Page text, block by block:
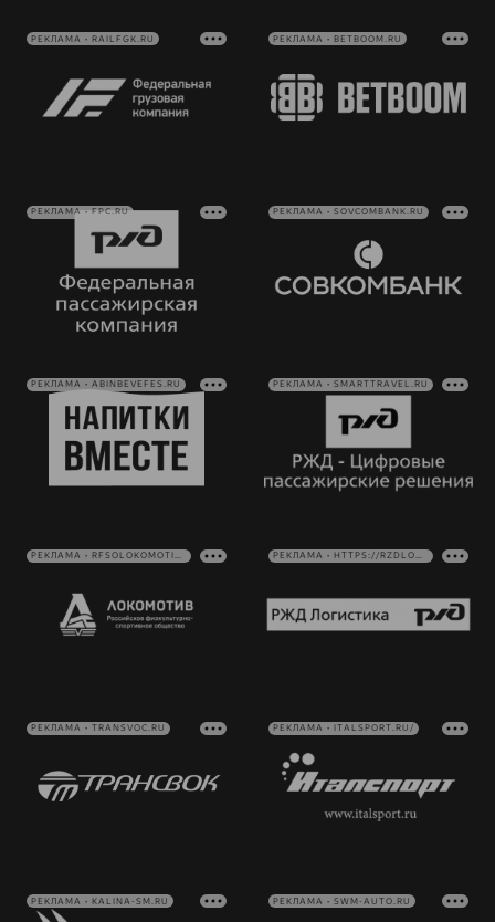
РЕКЛАМА • RAILFGK.RU РЕКЛАМА • BETBOOM.RU
РЕКЛАМА • FPC.RU РЕКЛАМА • SOVCOMBANK.RU
РЕКЛАМА • ABINBEVEFES.RU РЕКЛАМА • SMARTTRAVEL.RU
РЕКЛАМА • RFSOLOKOMOTIV.RU РЕКЛАМА • HTTPS://RZDLOG.RU/
РЕКЛАМА • TRANSVOC.RU РЕКЛАМА • ITALSPORT.RU/
РЕКЛАМА • KALINA-SM.RU РЕКЛАМА • SWM-AUTO.RU